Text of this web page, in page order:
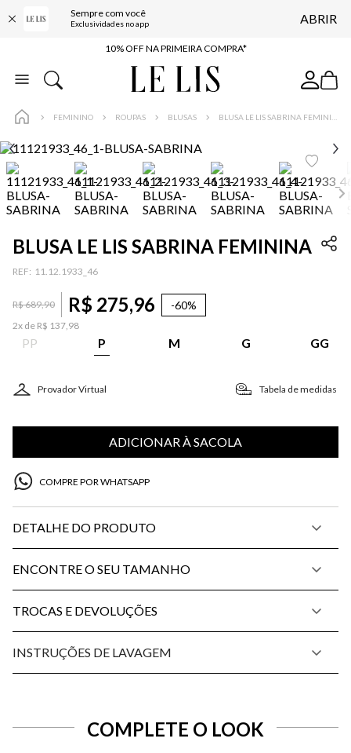
Sempre com você
Exclusividades no app ABRIR
BAIXE O APP
10% OFF NA PRIMEIRA COMPRA*
COMPRE ONLINE E RETIRE EM LOJA*
BAIXE O APP
10% OFF NA PRIMEIRA COMPRA*
FEMININO ROUPAS BLUSAS
BLUSA LE LIS SABRINA FEMININA
: 11.12.1933_46
R$689,90 R$ 275,96 -60%
2x de R$ 137,98
PP P M G GG
Provador Virtual Tabela de medidas
ADICIONAR À SACOLA
COMPRE POR WHATSAPP
DETALHE DO PRODUTO
ENCONTRE O SEU TAMANHO
TROCAS E DEVOLUÇÕES
INSTRUÇÕES DE LAVAGEM
COMPLETE O LOOK